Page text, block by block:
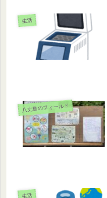
生活
八丈島のフィールド
生活